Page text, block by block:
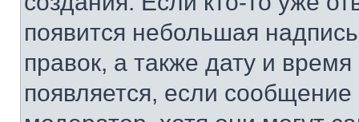
появится небольшая
правок, а также дату и
появляется, если